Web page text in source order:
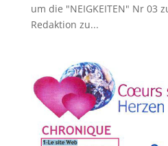
um die "NEIGKEITEN" Nr 03
Redaktion zu...